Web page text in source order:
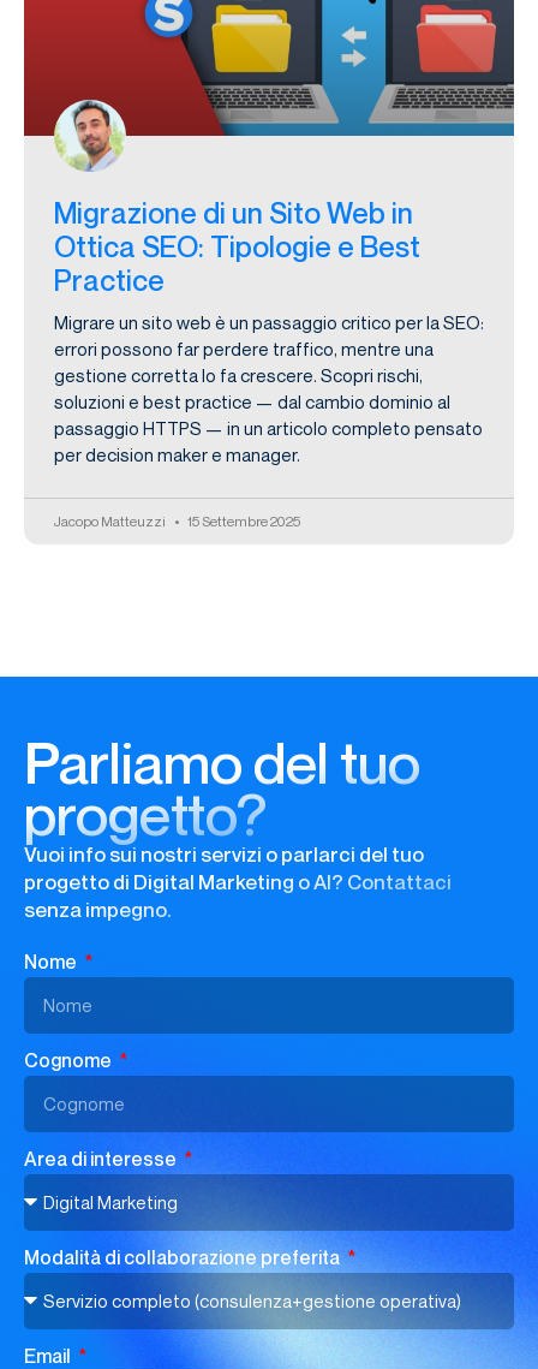
Migrazione di un Sito Web in
Ottica SEO: Tipologie e Best
Practice
Migrare un sito web è un passaggio critico per la SEO:
errori possono far perdere traffico, mentre una
gestione corretta lo fa crescere. Scopri rischi,
soluzioni e best practice — dal cambio dominio al
passaggio HTTPS — in un articolo completo pensato
per decision maker e manager.
Jacopo Matteuzzi 15 Settembre 2025
Parliamo del tuo
progetto?
Vuoi info sui nostri servizi o parlarci del tuo
progetto di Digital Marketing o AI? Contattaci
senza impegno.
Nome
Cognome
Area di interesse
Modalità di collaborazione preferita
Email